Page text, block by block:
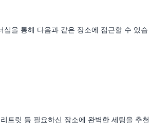
을 통해 다음과 같은 장소에 접근할 수 있습
트릿 등 필요하신 장소에 완벽한 세팅을 추천